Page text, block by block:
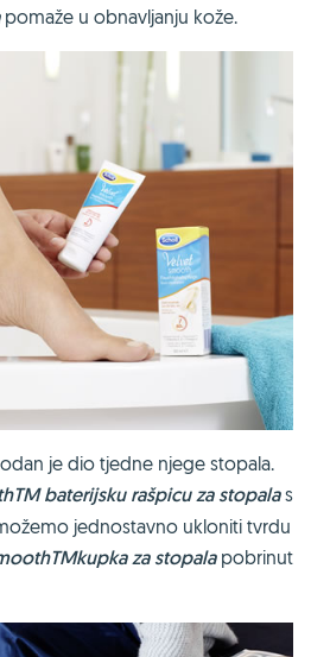
pomaže u obnavljanju kože.
je dio tjedne njege stopala.
baterijsku rašpicu za stopalas
jednostavno ukloniti tvrdu
za stopalapobrinut